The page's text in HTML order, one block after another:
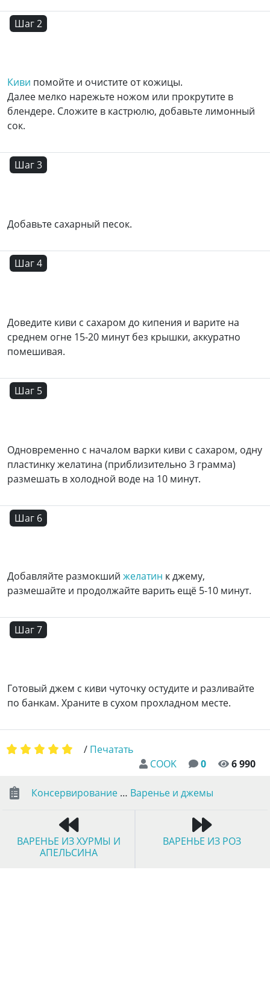
Шаг 2
Киви помойте и очистите от кожицы.
Далее мелко нарежьте ножом или прокрутите в
блендере. Сложите в кастрюлю, добавьте лимонный
сок.
Шаг 3
Добавьте сахарный песок.
Шаг 4
Доведите киви с сахаром до кипения и варите на
среднем огне 15-20 минут без крышки, аккуратно
помешивая.
Шаг 5
Одновременно с началом варки киви с сахаром, одну
пластинку желатина (приблизительно 3 грамма)
размешать в холодной воде на 10 минут.
Шаг 6
Добавляйте размокший желатин к джему,
размешайте и продолжайте варить ещё 5-10 минут.
Шаг 7
Готовый джем с киви чуточку остудите и разливайте
по банкам. Храните в сухом прохладном месте.
COOK 0 6 990
/ Печатать
Консервирование … Варенье и джемы
ВАРЕНЬЕ ИЗ ХУРМЫ И
АПЕЛЬСИНА
ВАРЕНЬЕ ИЗ РОЗ